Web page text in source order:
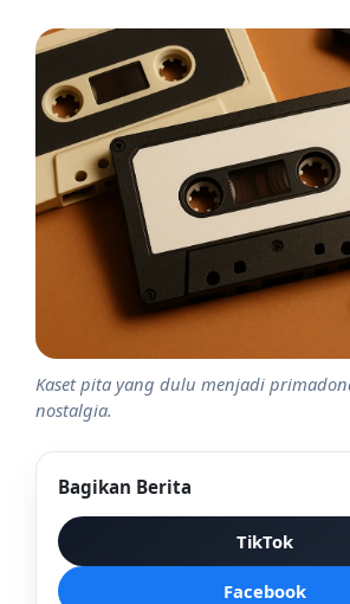
Kaset pita yang dulu menjadi
nostalgia.
Bagikan Berita
TikTok
Facebook